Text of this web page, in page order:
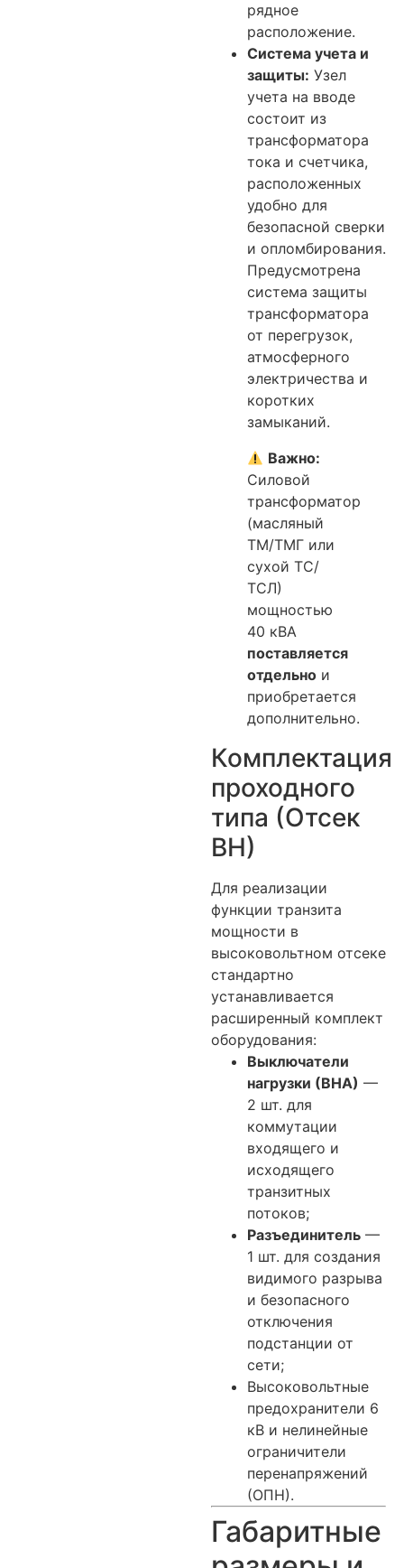
рядное
расположение.
Система учета и
защиты: Узел
учета на вводе
состоит из
трансформатора
тока и счетчика,
расположенных
удобно для
безопасной сверки
и опломбирования.
Предусмотрена
система защиты
трансформатора
от перегрузок,
атмосферного
электричества и
коротких
замыканий.
Важно:
Силовой
трансформатор
(масляный
ТМ/ТМГ или
сухой ТС/
ТСЛ)
мощностью
40 кВА
поставляется
отдельно и
приобретается
дополнительно.
Комплектация
проходного
типа (Отсек
ВН)
Для реализации
функции транзита
мощности в
высоковольтном отсеке
стандартно
устанавливается
расширенный комплект
оборудования:
Выключатели
нагрузки (ВНА) —
2 шт. для
коммутации
входящего и
исходящего
транзитных
потоков;
Разъединитель —
1 шт. для создания
видимого разрыва
и безопасного
отключения
подстанции от
сети;
Высоковольтные
предохранители 6
кВ и нелинейные
ограничители
перенапряжений
(ОПН).
Габаритные